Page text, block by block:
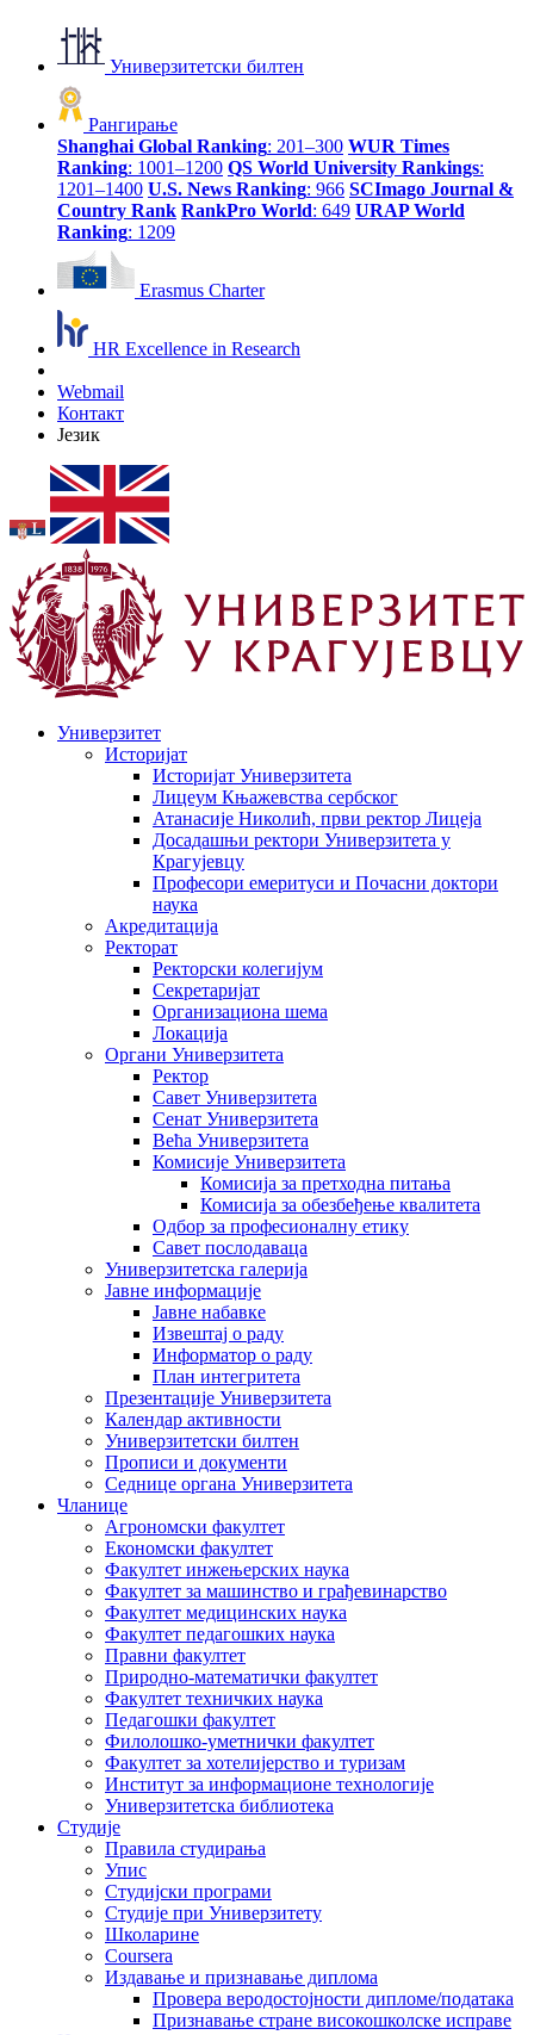
Универзитетски билтен
Рангирање
Shanghai Global Ranking: 201–300 WUR Times
Ranking: 1001–1200 QS World University Rankings:
1201–1400 U.S. News Ranking: 966 SCImago Journal &
Country Rank RankPro World: 649 URAP World
Ranking: 1209
Erasmus Charter
HR Excellence in Research
Webmail
Контакт
Језик
Универзитет
Историјат
Историјат Универзитета
Лицеум Књажевства сербског
Атанасије Николић, први ректор Лицеја
Досадашњи ректори Универзитета у
Крагујевцу
Професори емеритуси и Почасни доктори
наука
Акредитација
Ректорат
Ректорски колегијум
Секретаријат
Организациона шема
Локација
Органи Универзитета
Ректор
Савет Универзитета
Сенат Универзитета
Већа Универзитета
Комисије Универзитета
Комисија за претходна питања
Комисија за обезбеђење квалитета
Одбор за професионалну етику
Савет послодаваца
Универзитетска галерија
Јавне информације
Јавне набавке
Извештај о раду
Информатор о раду
План интегритета
Презентације Универзитета
Календар активности
Универзитетски билтен
Прописи и документи
Седнице органа Универзитета
Чланице
Агрономски факултет
Економски факултет
Факултет инжењерских наука
Факултет за машинство и грађевинарство
Факултет медицинских наука
Факултет педагошких наука
Правни факултет
Природно-математички факултет
Факултет техничких наука
Педагошки факултет
Филолошко-уметнички факултет
Факултет за хотелијерство и туризам
Институт за информационе технологије
Универзитетска библиотека
Студије
Правила студирања
Упис
Студијски програми
Студије при Универзитету
Школарине
Coursera
Издавање и признавање диплома
Провера веродостојности дипломе/података
Признавање стране високошколске исправе